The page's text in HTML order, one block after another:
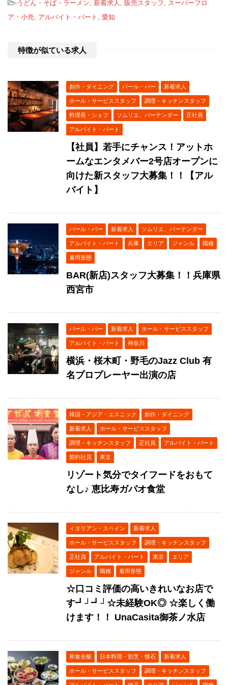
-うどん・そば・ラーメン 新着求人 販売スタッフ
スーパーフロ
ア・小売
アルバイト・パート 愛知
特徴が似ている求人
創作・ダイニング バール・バー 新着求人
ホール・サービススタッフ 調理・キッチンスタッフ
料理長・シェフ ソムリエ、バーテンダー 正社員
アルバイト・パート
【社員】若手にチャンス！アットホ
ームなエンタメバー2号店オープンに
向けた新スタッフ大募集！！【アル
バイト】
バール・バー 新着求人 ソムリエ、バーテンダー
アルバイト・パート 兵庫 エリア ジャンル 職種
雇用形態
BAR(新店)スタッフ大募集！！兵庫県
西宮市
バール・バー 新着求人 ホール・サービススタッフ
アルバイト・パート 神奈川
横浜・桜木町・野毛のJazz Club 有
名プロプレーヤー出演の店
韓国・アジア・エスニック 創作・ダイニング
新着求人 ホール・サービススタッフ
調理・キッチンスタッフ 正社員 アルバイト・パート
契約社員 東京
リゾート気分でタイフードをおもて
なし♪ 恵比寿ガパオ食堂
イタリアン・スペイン 新着求人
ホール・サービススタッフ 調理・キッチンスタッフ
正社員 アルバイト・パート 東京 エリア
ジャンル 職種 雇用形態
☆口コミ評価の高いきれいなお店で
す┛┘┛┘☆未経験OK◎ ☆楽しく働
けます！！ UnaCasita御茶ノ水店
和食全般 日本料理・割烹・懐石 新着求人
ホール・サービススタッフ 調理・キッチンスタッフ